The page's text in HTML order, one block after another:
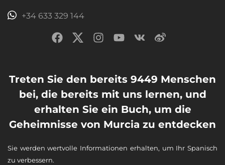
+34 633 329 144
Treten Sie den bereits 9449 Menschen
bei, die bereits mit uns lernen, und
erhalten Sie ein Buch, um die
Geheimnisse von Murcia zu entdecken
Sie werden wertvolle Informationen erhalten, um Ihr Spanisch
zu verbessern.